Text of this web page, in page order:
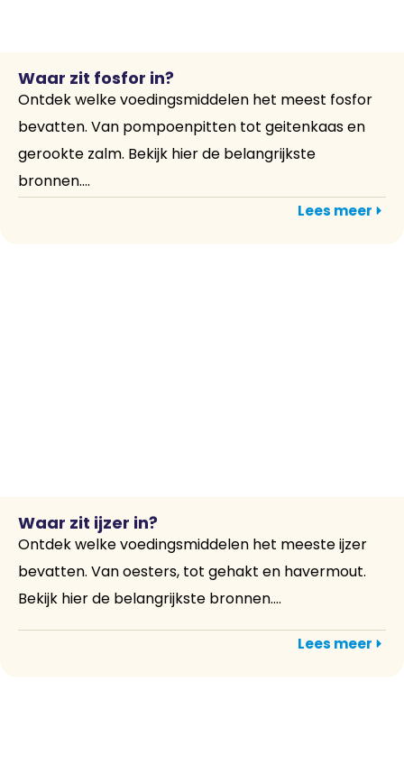
Waar zit fosfor in?
Ontdek welke voedingsmiddelen het meest fosfor
bevatten. Van pompoenpitten tot geitenkaas en
gerookte zalm. Bekijk hier de belangrijkste
bronnen....
Lees meer
Waar zit ijzer in?
Ontdek welke voedingsmiddelen het meeste ijzer
bevatten. Van oesters, tot gehakt en havermout.
Bekijk hier de belangrijkste bronnen....
Lees meer